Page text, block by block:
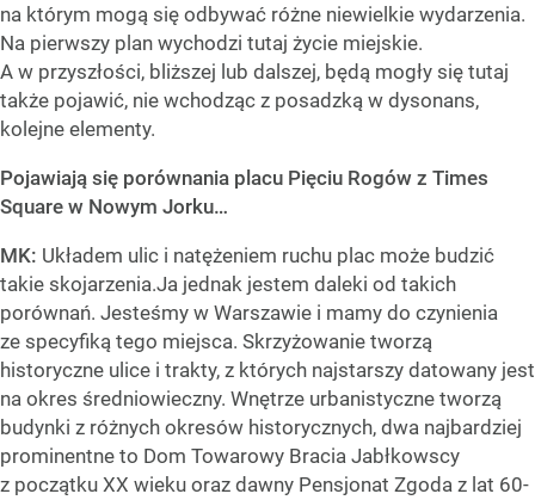
na którym mogą się odbywać różne niewielkie wydarzenia.
Na pierwszy plan wychodzi tutaj życie miejskie.
A w przyszłości, bliższej lub dalszej, będą mogły się tutaj
także pojawić, nie wchodząc z posadzką w dysonans,
kolejne elementy.
Pojawiają się porównania placu Pięciu Rogów z Times
Square w Nowym Jorku…
MK: Układem ulic i natężeniem ruchu plac może budzić
takie skojarzenia.Ja jednak jestem daleki od takich
porównań. Jesteśmy w Warszawie i mamy do czynienia
ze specyfiką tego miejsca. Skrzyżowanie tworzą
historyczne ulice i trakty, z których najstarszy datowany jest
na okres średniowieczny. Wnętrze urbanistyczne tworzą
budynki z różnych okresów historycznych, dwa najbardziej
prominentne to Dom Towarowy Bracia Jabłkowscy
z początku XX wieku oraz dawny Pensjonat Zgoda z lat 60-